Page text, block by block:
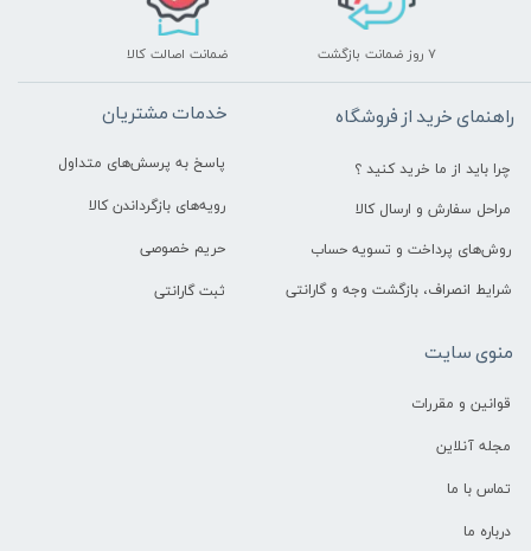
۷ روز ضمانت بازگشت ضمانت اصالت کالا
راهنمای خرید از فروشگاه
چرا باید از ما خرید کنید ؟
مراحل سفارش و ارسال کالا
روش‌های پرداخت و تسویه حساب
شرایط انصراف، بازگشت وجه و گارانتی
خدمات مشتریان
پاسخ به پرسش‌های متداول
رویه‌های بازگرداندن کالا
حریم خصوصی
ثبت گارانتی
منوی سایت
قوانین و مقررات
مجله آنلاین
تماس با ما
درباره ما